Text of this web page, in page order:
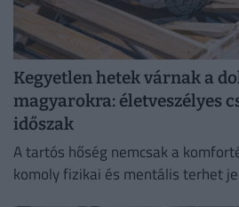
Kegyetlen hetek várnak a
magyarokra: életveszélyes
időszak
A tartós hőség nemcsak a
komoly fizikai és mentális terhet